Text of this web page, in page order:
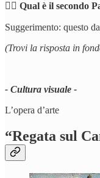
🕵️‍♂️ Qual è il secondo
Suggerimento: questo
(Trovi la risposta in
- Cultura visuale -
L’opera d’arte
“Regata sul